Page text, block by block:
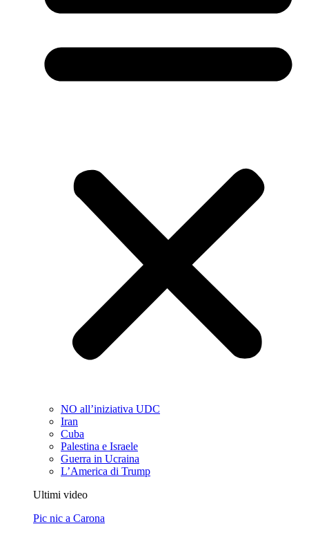
NO all’iniziativa UDC
Iran
Cuba
Palestina e Israele
Guerra in Ucraina
L’America di Trump
Ultimi video
Pic nic a Carona